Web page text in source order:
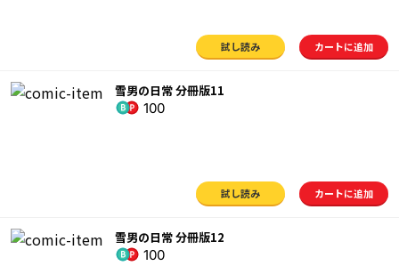
試し読み カートに追加
雪男の日常 分冊版11
100
試し読み カートに追加
雪男の日常 分冊版12
100